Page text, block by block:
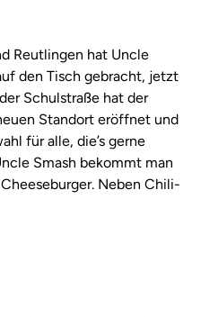
Reutlingen hat Uncle
den Tisch gebracht, jetzt
Schulstraße hat der
Standort eröffnet und
für alle, die’s gerne
Smash bekommt man
Neben Chili-